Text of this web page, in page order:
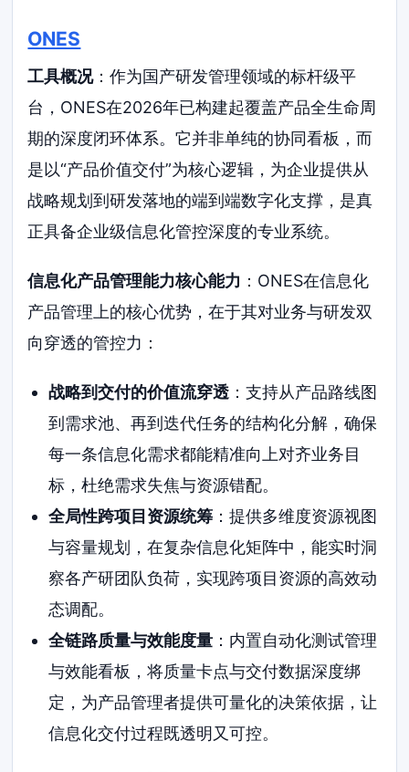
ONES
工具概况：作为国产研发管理领域的标杆级平
台，ONES在2026年已构建起覆盖产品全生命周
期的深度闭环体系。它并非单纯的协同看板，而
是以“产品价值交付”为核心逻辑，为企业提供从
战略规划到研发落地的端到端数字化支撑，是真
正具备企业级信息化管控深度的专业系统。
信息化产品管理能力核心能力 ：ONES在信息化
产品管理上的核心优势，在于其对业务与研发双
向穿透的管控力：
战略到交付的价值流穿透：支持从产品路线图
到需求池、再到迭代任务的结构化分解，确保
每一条信息化需求都能精准向上对齐业务目
标，杜绝需求失焦与资源错配。
全局性跨项目资源统筹：提供多维度资源视图
与容量规划，在复杂信息化矩阵中，能实时洞
察各产研团队负荷，实现跨项目资源的高效动
态调配。
全链路质量与效能度量：内置自动化测试管理
与效能看板，将质量卡点与交付数据深度绑
定，为产品管理者提供可量化的决策依据，让
信息化交付过程既透明又可控。